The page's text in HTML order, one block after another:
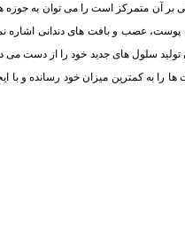
بر آن متمرکز است را می توان به
عصب و بافت های دندانی
سلول های جدید خود را از دست می
را به کمترین میزان خود رسانده و